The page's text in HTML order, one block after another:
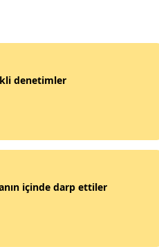
denetimler
içinde darp ettiler